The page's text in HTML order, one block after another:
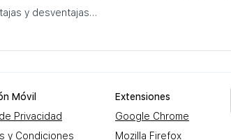
y desventajas…
Móvil
Privacidad
y Condiciones
Extensiones
Google Chrome
Mozilla Firefox